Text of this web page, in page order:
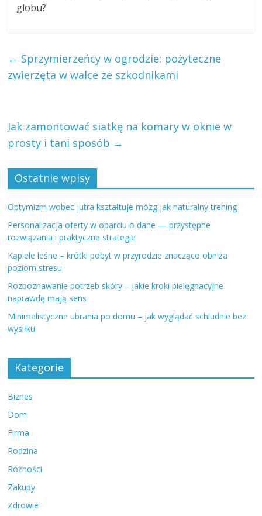
globu?
← Sprzymierzeńcy w ogrodzie: pożyteczne
zwierzęta w walce ze szkodnikami
Jak zamontować siatkę na komary w oknie w
prosty i tani sposób →
Ostatnie wpisy
Optymizm wobec jutra kształtuje mózg jak naturalny trening
Personalizacja oferty w oparciu o dane — przystępne
rozwiązania i praktyczne strategie
Kąpiele leśne – krótki pobyt w przyrodzie znacząco obniża
poziom stresu
Rozpoznawanie potrzeb skóry – jakie kroki pielęgnacyjne
naprawdę mają sens
Minimalistyczne ubrania po domu – jak wyglądać schludnie bez
wysiłku
Kategorie
Biznes
Dom
Firma
Rodzina
Różności
Zakupy
Zdrowie